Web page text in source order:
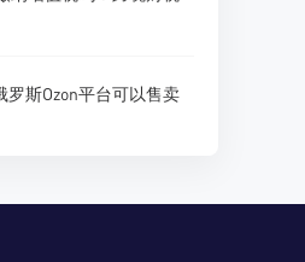
斯Ozon平台可以售卖